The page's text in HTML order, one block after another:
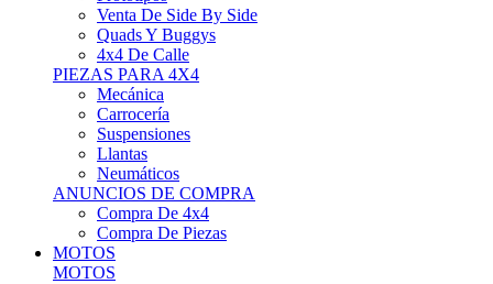
Quads Y Buggys
4x4 De Calle
PIEZAS PARA 4X4
Mecánica
Carrocería
Suspensiones
Llantas
Neumáticos
ANUNCIOS DE COMPRA
Compra De 4x4
Compra De Piezas
MOTOS
MOTOS
Motos De Circuito